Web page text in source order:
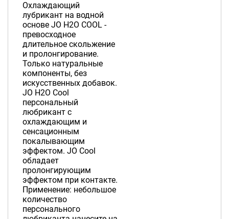
Охлаждающий
лубрикант на водной
основе JO H2O COOL -
превосходное
длительное скольжение
и пролонгирование.
Только натуральные
компоненты, без
искусственных добавок.
JO H2O Cool
персональный
любрикант с
охлаждающим и
сенсационным
покалывающим
эффектом. JO Cool
обладает
пролонгирующим
эффектом при контакте.
Применение: небольшое
количество
персонального